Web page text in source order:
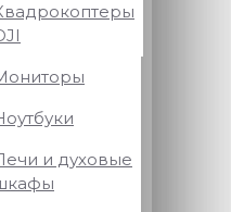
и духовые